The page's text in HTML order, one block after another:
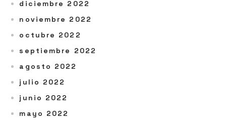
diciembre 2022
noviembre 2022
octubre 2022
septiembre 2022
agosto 2022
julio 2022
junio 2022
mayo 2022